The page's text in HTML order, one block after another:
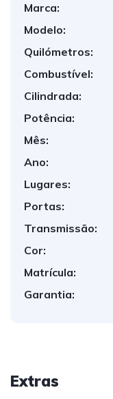
Marca:
Modelo:
Quilómetros:
Combustível:
Cilindrada:
Potência:
Mês:
Ano:
Lugares:
Portas:
Transmissão:
Cor:
Matrícula:
Garantia:
Extras